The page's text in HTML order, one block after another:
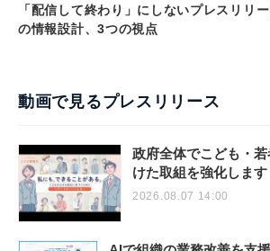
「配信して終わり」にしないプレスリリ
の情報設計、3つの視点
動画で見るプレスリリース
政府全体でこども・
けた取組を強化します
2026.08.07 14:00